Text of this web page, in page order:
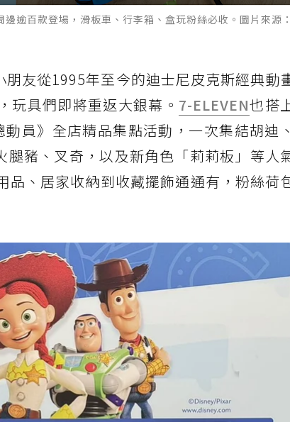
逾百款登場，滑板車、行李箱、盒玩粉絲必收。圖片來源
友從1995年至今的迪士尼皮克斯經典動
玩具們即將重返大銀幕。 7-ELEVEN也搭
員》全店精品集點活動，一次集結胡迪
豬、叉奇，以及新角色「莉莉板」等人
品、居家收納到收藏擺飾通通有，粉絲荷